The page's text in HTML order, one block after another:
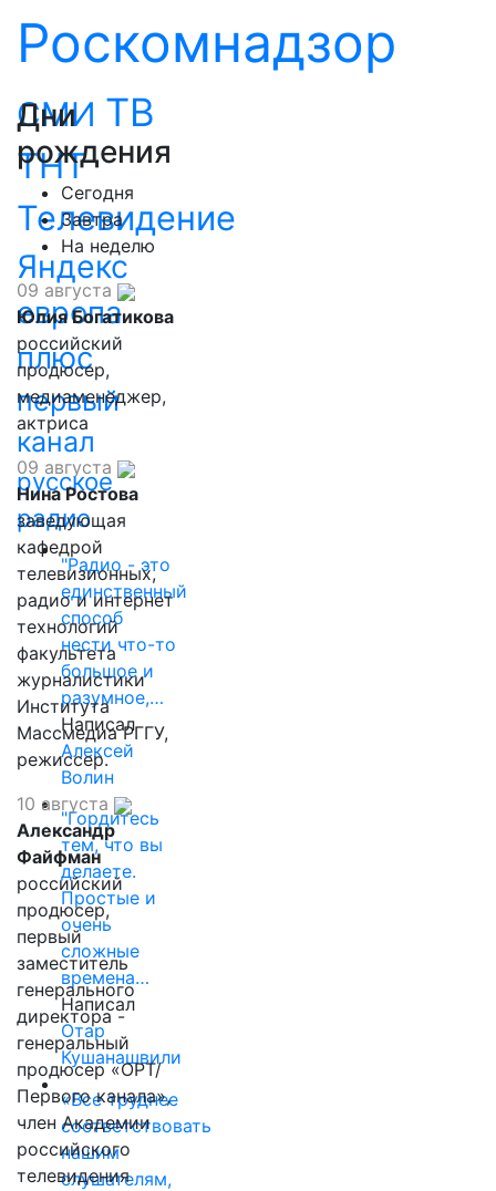
Роскомнадзор
СМИ ТВ
ТНТ
Телевидение
Яндекс
европа
плюс
первый
канал
русское
радио
"Радио - это
единственный
способ
нести что-то
большое и
разумное,…
Написал
Алексей
Волин
"Гордитесь
тем, что вы
делаете.
Простые и
очень
сложные
времена…
Написал
Отар
Кушанашвили
«Все труднее
соответствовать
нашим
слушателям,
Дни
рождения
Сегодня
Завтра
На неделю
09 августа
Юлия Богатикова
российский
продюсер,
медиаменеджер,
актриса
09 августа
Нина Ростова
заведующая
кафедрой
телевизионных,
радио и интернет
технологий
факультета
журналистики
Института
Массмедиа РГГУ,
режиссер.
10 августа
Александр
Файфман
российский
продюсер,
первый
заместитель
генерального
директора -
генеральный
продюсер «ОРТ/
Первого канала»,
член Академии
российского
телевидения